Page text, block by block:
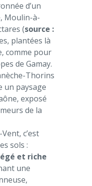
d’un
Moulin-à-
(source :
plantées là
comme pour
de Gamay.
Thorins
un paysage
exposé
de la
c’est
sols :
et riche
une